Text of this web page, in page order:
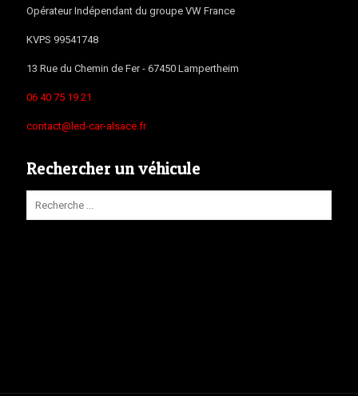
Opérateur Indépendant du groupe VW France
KVPS 99541748
13 Rue du Chemin de Fer - 67450 Lampertheim
06 40 75 19 21
contact@led-car-alsace.fr
Rechercher un véhicule